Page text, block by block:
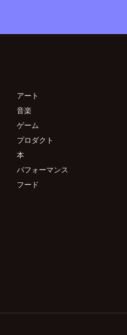
アート
音楽
ゲーム
プロダクト
本
パフォーマンス
フード